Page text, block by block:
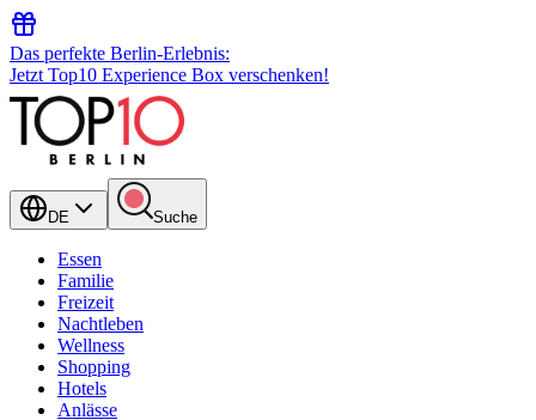
Das perfekte Berlin-Erlebnis:
Jetzt Top10 Experience Box verschenken!
DE Suche
Essen
Familie
Freizeit
Nachtleben
Wellness
Shopping
Hotels
Anlässe